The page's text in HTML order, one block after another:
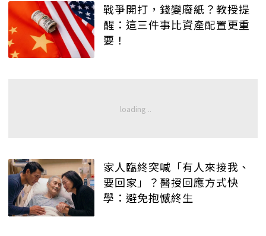
戰爭開打，錢變廢紙？教授提
醒：這三件事比資產配置更重
要！
家人臨終突喊「有人來接我、
要回家」？醫授回應方式快
學：避免抱憾終生